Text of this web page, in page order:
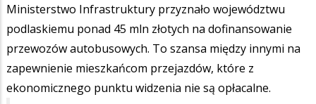
Ministerstwo Infrastruktury przyznało województwu
podlaskiemu ponad 45 mln złotych na dofinansowanie
przewozów autobusowych. To szansa między innymi na
zapewnienie mieszkańcom przejazdów, które z
ekonomicznego punktu widzenia nie są opłacalne.